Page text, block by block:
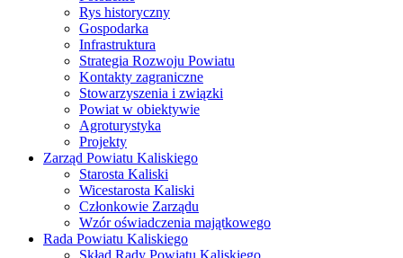
Rys historyczny
Gospodarka
Infrastruktura
Strategia Rozwoju Powiatu
Kontakty zagraniczne
Stowarzyszenia i związki
Powiat w obiektywie
Agroturystyka
Projekty
Zarząd Powiatu Kaliskiego
Starosta Kaliski
Wicestarosta Kaliski
Członkowie Zarządu
Wzór oświadczenia majątkowego
Rada Powiatu Kaliskiego
Skład Rady Powiatu Kaliskiego